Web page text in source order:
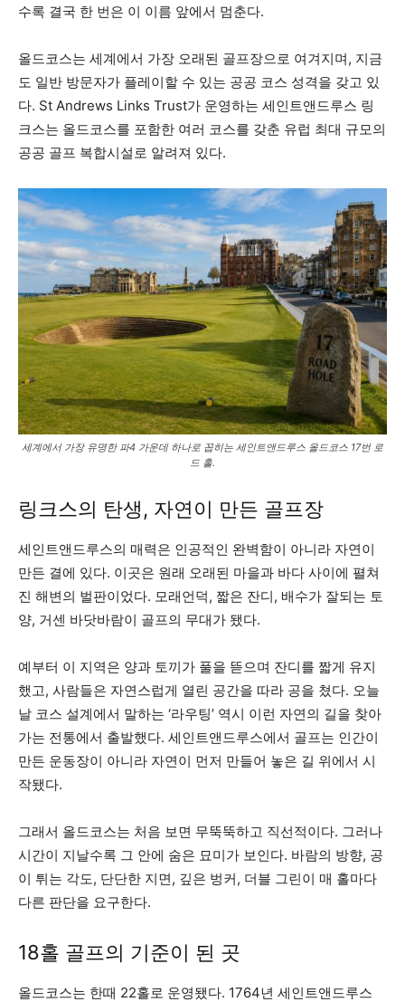
수록 결국 한 번은 이 이름 앞에서 멈춘다.
올드코스는 세계에서 가장 오래된 골프장으로 여겨지며, 지금
도 일반 방문자가 플레이할 수 있는 공공 코스 성격을 갖고 있
다. St Andrews Links Trust가 운영하는 세인트앤드루스 링
크스는 올드코스를 포함한 여러 코스를 갖춘 유럽 최대 규모의
공공 골프 복합시설로 알려져 있다.
세계에서 가장 유명한 파4 가운데 하나로 꼽히는 세인트앤드루스 올드코스 17번 로
드 홀.
링크스의 탄생, 자연이 만든 골프장
세인트앤드루스의 매력은 인공적인 완벽함이 아니라 자연이
만든 결에 있다. 이곳은 원래 오래된 마을과 바다 사이에 펼쳐
진 해변의 벌판이었다. 모래언덕, 짧은 잔디, 배수가 잘되는 토
양, 거센 바닷바람이 골프의 무대가 됐다.
예부터 이 지역은 양과 토끼가 풀을 뜯으며 잔디를 짧게 유지
했고, 사람들은 자연스럽게 열린 공간을 따라 공을 쳤다. 오늘
날 코스 설계에서 말하는 ‘라우팅’ 역시 이런 자연의 길을 찾아
가는 전통에서 출발했다. 세인트앤드루스에서 골프는 인간이
만든 운동장이 아니라 자연이 먼저 만들어 놓은 길 위에서 시
작됐다.
그래서 올드코스는 처음 보면 무뚝뚝하고 직선적이다. 그러나
시간이 지날수록 그 안에 숨은 묘미가 보인다. 바람의 방향, 공
이 튀는 각도, 단단한 지면, 깊은 벙커, 더블 그린이 매 홀마다
다른 판단을 요구한다.
18홀 골프의 기준이 된 곳
올드코스는 한때 22홀로 운영됐다. 1764년 세인트앤드루스